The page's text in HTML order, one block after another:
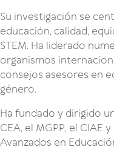
Su investigación se
educación, calidad,
STEM. Ha liderado
organismos
consejos asesores en
género.
Ha fundado y dirigido
CEA, el MGPP, el CIAE
Avanzados en